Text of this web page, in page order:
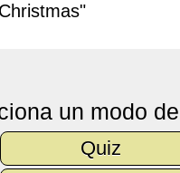
un modo
Quiz